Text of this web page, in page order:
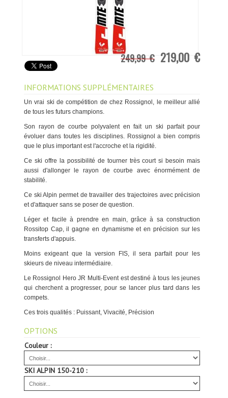
249,99 € 219,00 €
INFORMATIONS SUPPLÉMENTAIRES
Un vrai ski de compétition de chez Rossignol, le meilleur allié
de tous les futurs champions.
Son rayon de courbe polyvalent en fait un ski parfait pour
évoluer dans toutes les disciplines. Rossignol a bien compris
que le plus important est l'accroche et la rigidité.
Ce ski offre la possibilité de tourner très court si besoin mais
aussi d'allonger le rayon de courbe avec énormément de
stabilité.
Ce ski Alpin permet de travailler des trajectoires avec précision
et d'attaquer sans se poser de question.
Léger et facile à prendre en main, grâce à sa construction
Rossitop Cap, il gagne en dynamisme et en précision sur les
transferts d'appuis.
Moins exigeant que la version FIS, il sera parfait pour les
skieurs de niveau intermédiaire.
Le Rossignol Hero JR Multi-Event est destiné à tous les jeunes
qui cherchent a progresser, pour se lancer plus tard dans les
compets.
Ces trois qualités : Puissant, Vivacité, Précision
OPTIONS
Couleur :
SKI ALPIN 150-210 :